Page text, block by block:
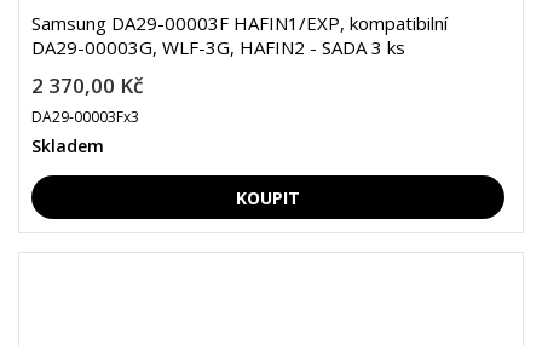
Samsung DA29-00003F HAFIN1/EXP, kompatibilní
DA29-00003G, WLF-3G, HAFIN2 - SADA 3 ks
2 370,00 Kč
DA29-00003Fx3
Skladem